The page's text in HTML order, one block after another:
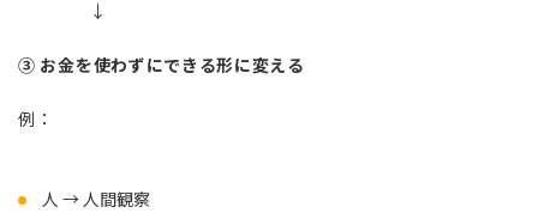
↓
③ お金を使わずにできる形に変える
例：
人 → 人間観察